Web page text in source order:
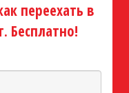
переехать в
Бесплатно!